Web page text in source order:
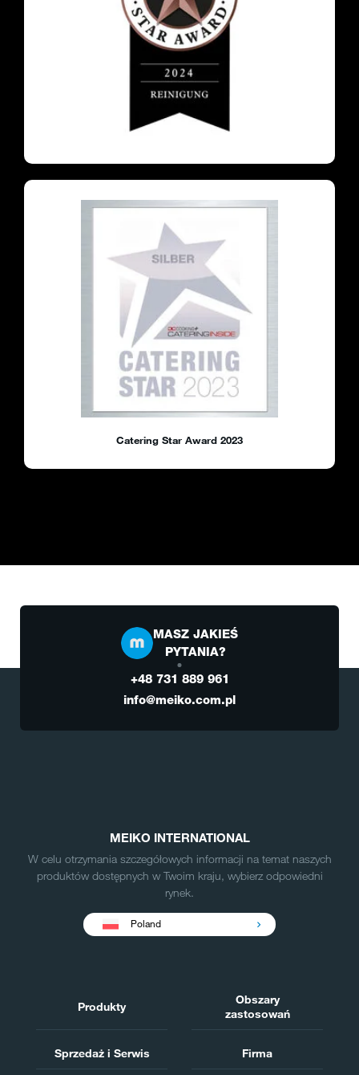
Catering Star Award 2023
MASZ JAKIEŚ
PYTANIA?
+48 731 889 961
info@meiko.com.pl
MEIKO INTERNATIONAL
W celu otrzymania szczegółowych informacji na temat naszych
produktów dostępnych w Twoim kraju, wybierz odpowiedni
rynek.
Poland
Produkty
Obszary
zastosowań
Sprzedaż i Serwis Firma